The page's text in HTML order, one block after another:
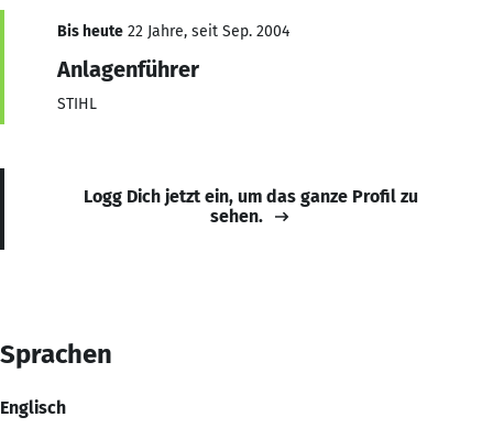
Bis heute 22 Jahre, seit Sep. 2004
Anlagenführer
STIHL
Logg Dich jetzt ein, um das ganze Profil zu
sehen.
Sprachen
Englisch